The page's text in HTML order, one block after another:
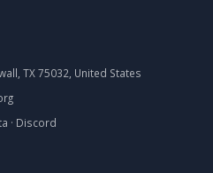
TX 75032, United States
· Discord